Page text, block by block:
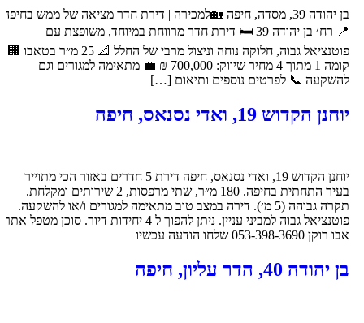
בן יהודה 39, מסדה, חיפה 🏡למכירה | דירת חדר מציאה של ממש בחיפה
📍 רח׳ בן יהודה 39 🛏️ דירת חדר מרווחת במיוחד, משופצת עם
פוטנציאל גבוה, חלוקה נוחה וניצול מרבי של החלל 📐 25 מ״ר בטאבו 🏢
קומה 1 מתוך 4 מחיר שיווק: 700,000 ₪ 💼 מתאימה למגורים וגם
להשקעה 📞 לפרטים נוספים ותיאום […]
יוחנן הקדוש 19, ואדי נסנאס, חיפה
יוחנן הקדוש 19, ואדי נסנאס, חיפה דירת 5 חדרים באזור הכי מתוייר
בעיר התחתית בחיפה. 180 מ״ר, שתי מרפסות, 2 שירותים ומקלחת.
תקרה גבוהה (5 מ׳). דירה במצב טוב מתאימה למגורים ו/או להשקעה.
פוטנציאל גבוה למביני עניין. ניתן להפוך ל 4 יחידות דיור. סוכן מטפל אתר
אבו רוקן 053-398-3690 שלחו הודעה עכשיו
בן יהודה 40, הדר עליון, חיפה